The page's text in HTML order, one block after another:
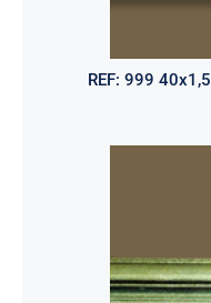
REF: 999 40x1,5